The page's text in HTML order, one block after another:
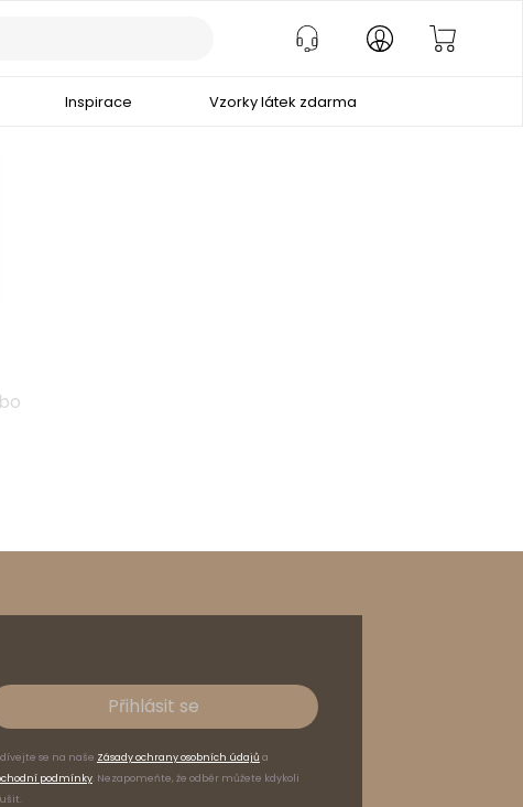
Inspirace Vzorky látek zdarma
Přihlásit se
se na naše Zásady ochrany osobních údajů a
podmínky. Nezapomeňte, že odběr můžete kdykoli